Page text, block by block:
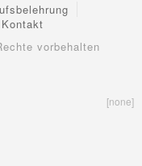
Kontakt
vorbehalten
[none]